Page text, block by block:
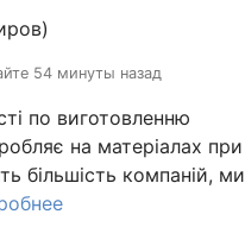
54 минуты назад
по виготовленню
на матеріалах при
більшість компаній, ми